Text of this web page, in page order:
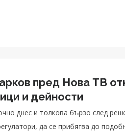
пред Нова ТВ
и дейности
днес и толкова бързо след
да се прибягва до